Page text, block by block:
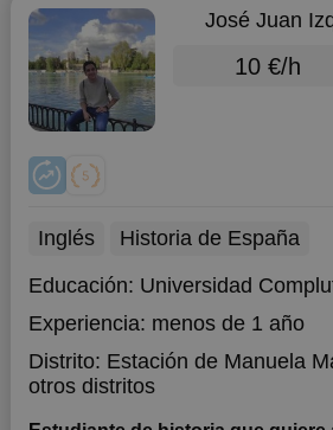
José Juan
10 €/h
Inglés
Historia de España
Educación: Universidad
Experiencia: menos de 1 año
Distrito: Estación de Manuela
otros distritos